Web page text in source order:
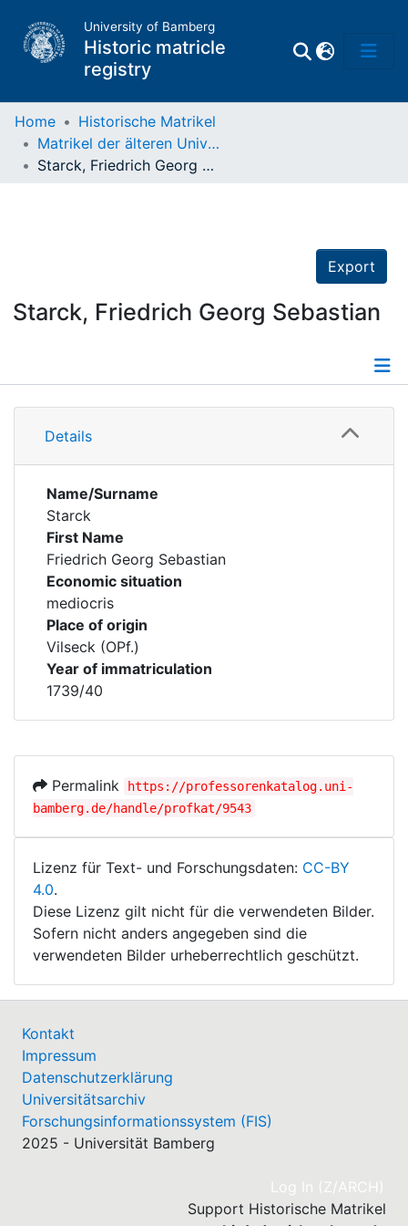
University of Bamberg
Historic matricle
registry
Matrikel
Home
Historische Matrikel
Matrikel der älteren Universität
Starck, Friedrich Georg Sebastian
Export
Starck, Friedrich Georg Sebastian
Details
Details
Name/Surname
Starck
First Name
Friedrich Georg Sebastian
Economic situation
mediocris
Place of origin
Vilseck (OPf.)
Year of immatriculation
1739/40
Permalink
https://professorenkatalog.uni-
bamberg.de/handle/profkat/9543
Lizenz für Text- und Forschungsdaten: CC-BY
4.0.
Diese Lizenz gilt nicht für die verwendeten Bilder.
Sofern nicht anders angegeben sind die
verwendeten Bilder urheberrechtlich geschützt.
Kontakt
Impressum
Datenschutzerklärung
Universitätsarchiv
Forschungsinformationssystem (FIS)
2025 - Universität Bamberg
Log In (Z/ARCH)
Support Historische Matrikel